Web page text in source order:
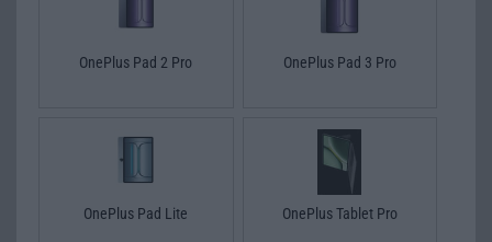
OnePlus Pad 2 Pro OnePlus Pad 3 Pro
OnePlus Pad Lite OnePlus Tablet Pro